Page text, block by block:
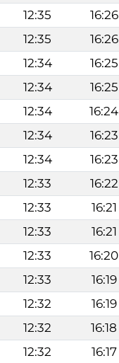
12:35 16:26
12:35 16:26
12:34 16:25
12:34 16:25
12:34 16:24
12:34 16:23
12:34 16:23
12:33 16:22
12:33 16:21
12:33 16:21
12:33 16:20
12:33 16:19
12:32 16:19
12:32 16:18
12:32 16:17